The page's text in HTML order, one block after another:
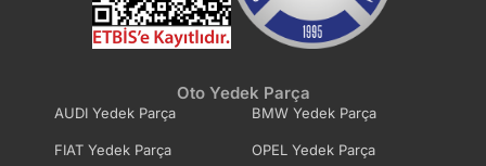
Oto Yedek Parça
AUDI Yedek Parça BMW Yedek Parça
FIAT Yedek Parça OPEL Yedek Parça